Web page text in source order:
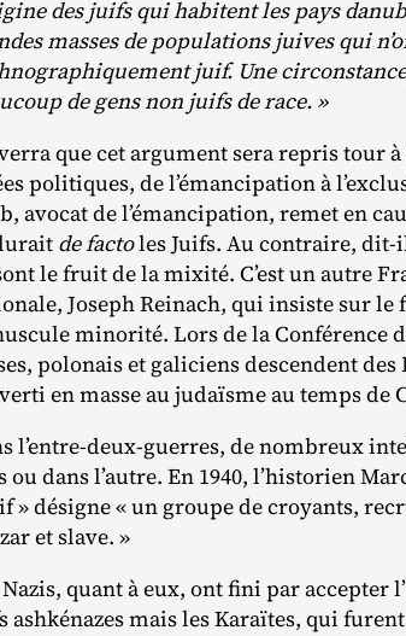
des juifs qui habitent les pays
masses de populations juives qui
juif. Une
de gens non juifs de race. »
que cet argument sera repris tour
politiques, de l’émancipation à
avocat de l’émancipation, remet en
de factoles Juifs. Au contraire,
le fruit de la mixité. C’est un autre
Joseph Reinach, qui insiste sur le
minorité. Lors de la Conférence
polonais et galiciens descendent des
en masse au judaïsme au temps de
l’entre-deux-guerres, de nombreux
ou dans l’autre. En 1940, l’historien
» désigne « un groupe de croyants,
et slave. »
quant à eux, ont fini par accepter
ashkénazes mais les Karaïtes, qui